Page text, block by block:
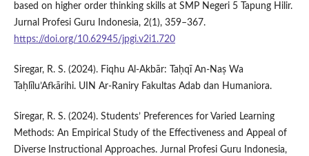
based on higher order thinking skills at SMP Negeri 5 Tapung Hilir.
Jurnal Profesi Guru Indonesia, 2(1), 359–367.
https://doi.org/10.62945/jpgi.v2i1.720
Siregar, R. S. (2024). Fiqhu Al-Akbār: Taḥqī An-Naṣ Wa
Taḥlīlu’Afkārihi. UIN Ar-Raniry Fakultas Adab dan Humaniora.
Siregar, R. S. (2024). Students’ Preferences for Varied Learning
Methods: An Empirical Study of the Effectiveness and Appeal of
Diverse Instructional Approaches. Jurnal Profesi Guru Indonesia,